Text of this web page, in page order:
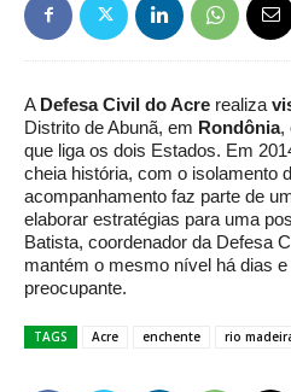
Amazônia
A Defesa Civil do Acre realiza
Distrito de Abunã, em Rondônia,
que liga os dois Estados. Em
cheia história, com o isolamento
acompanhamento faz parte de
elaborar estratégias para uma
Batista, coordenador da Defesa
mantém o mesmo nível há dias
preocupante.
TAGS Acre enchente rio